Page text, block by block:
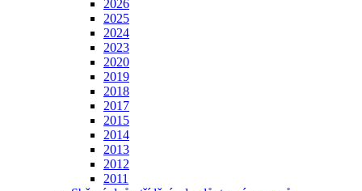
2026
2025
2024
2023
2020
2019
2018
2017
2015
2014
2013
2012
2011